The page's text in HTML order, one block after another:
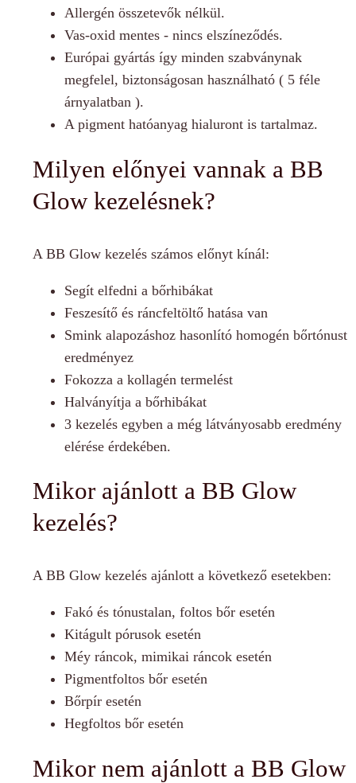
Allergén összetevők nélkül.
Vas-oxid mentes - nincs elszíneződés.
Európai gyártás így minden szabványnak
megfelel, biztonságosan használható ( 5 féle
árnyalatban ).
A pigment hatóanyag hialuront is tartalmaz.
Milyen előnyei vannak a BB
Glow kezelésnek?
A BB Glow kezelés számos előnyt kínál:
Segít elfedni a bőrhibákat
Feszesítő és ráncfeltöltő hatása van
Smink alapozáshoz hasonlító homogén bőrtónust
eredményez
Fokozza a kollagén termelést
Halványítja a bőrhibákat
3 kezelés egyben a még látványosabb eredmény
elérése érdekében.
Mikor ajánlott a BB Glow
kezelés?
A BB Glow kezelés ajánlott a következő esetekben:
Fakó és tónustalan, foltos bőr esetén
Kitágult pórusok esetén
Méy ráncok, mimikai ráncok esetén
Pigmentfoltos bőr esetén
Bőrpír esetén
Hegfoltos bőr esetén
Mikor nem ajánlott a BB Glow